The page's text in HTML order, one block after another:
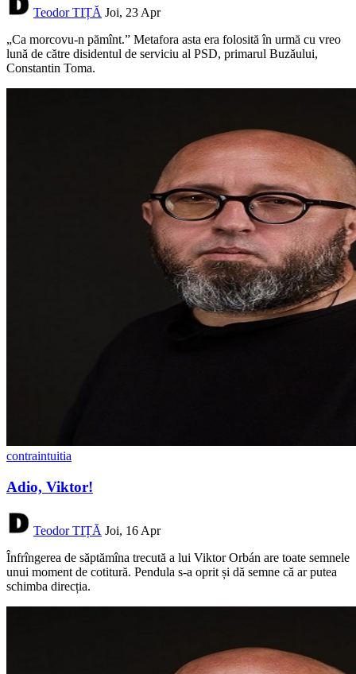
Teodor TIȚĂ Joi, 23 Apr
„Ca morcovu-n pămînt.” Metafora asta era folosită în urmă cu vreo
lună de către disidentul de serviciu al PSD, primarul Buzăului,
Constantin Toma.
contraintuitia
Adio, Viktor!
Teodor TIȚĂ Joi, 16 Apr
Înfrîngerea de săptămîna trecută a lui Viktor Orbán are toate semnele
unui moment de cotitură. Pendula s-a oprit și dă semne că ar putea
schimba direcția.